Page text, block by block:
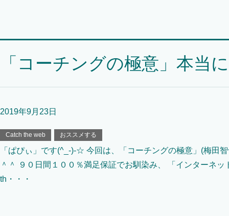
「コーチングの極意」本当
2019年9月23日
Catch the web おススメする
「ぱぴぃ」です(^_-)-☆ 今回は、「コーチングの極意」(梅田
＾＾ ９０日間１００％満足保証でお馴染み、 「インターネ
th・・・